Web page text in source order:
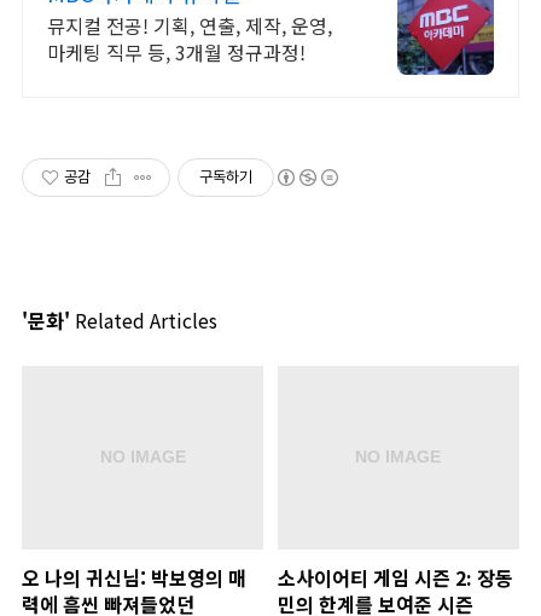
뮤지컬 전공! 기획, 연출, 제작, 운영,
마케팅 직무 등, 3개월 정규과정!
공감 구독하기
'문화' Related Articles
오 나의 귀신님: 박보영의 매
력에 흠씬 빠져들었던
소사이어티 게임 시즌 2: 장동
민의 한계를 보여준 시즌